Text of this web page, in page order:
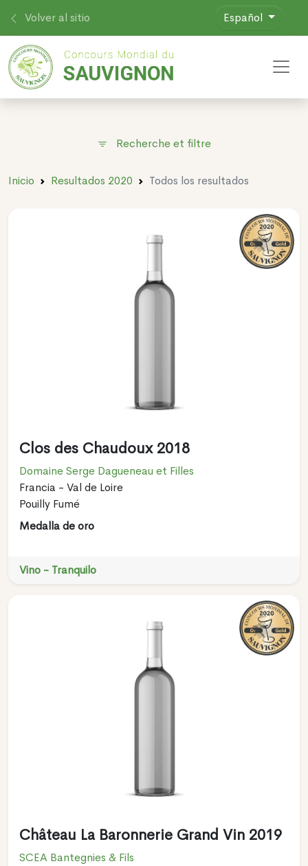
Volver al sitio Español
Recherche et filtre
Inicio Resultados 2020 Todos los resultados
Clos des Chaudoux 2018
Domaine Serge Dagueneau et Filles
Francia - Val de Loire
Pouilly Fumé
Medalla de oro
Vino - Tranquilo
Château La Baronnerie Grand Vin 2019
SCEA Bantegnies & Fils